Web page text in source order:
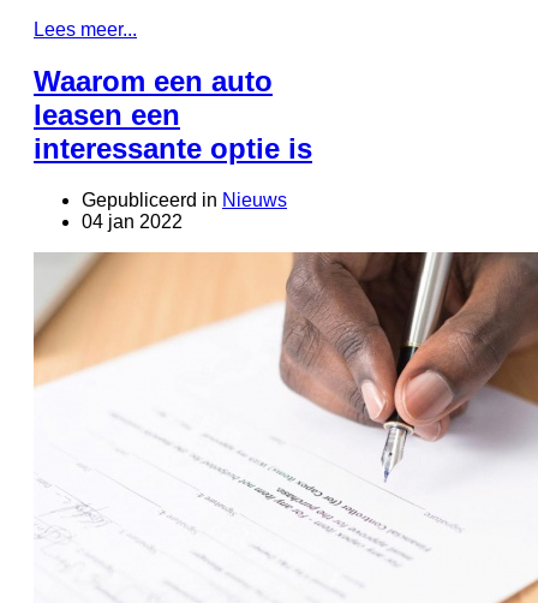
Lees meer...
Waarom een auto
leasen een
interessante optie is
Gepubliceerd in Nieuws
04 jan 2022